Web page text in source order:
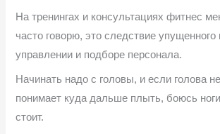
На тренингах и консультациях фитнес
часто говорю, это следствие
управлении и подборе персонала.
Начинать надо с головы, и если голова
понимает куда дальше плыть, боюсь
стоит.